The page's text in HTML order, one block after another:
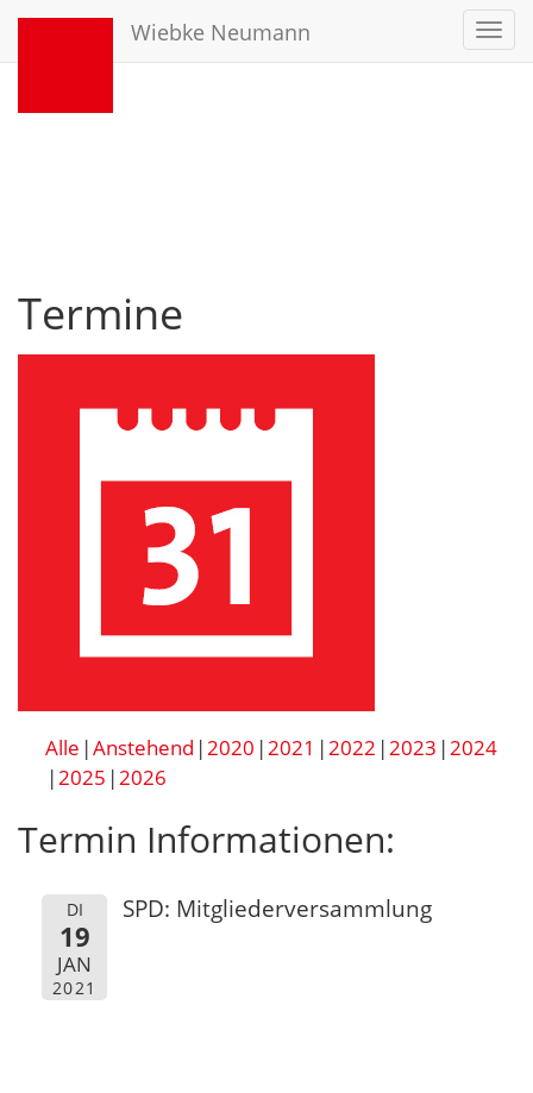
Wiebke Neumann
Termine
Alle Anstehend 2020 2021 2022 2023 2024
2025 2026
Termin Informationen:
DI
19
JAN
2021
SPD: Mitgliederversammlung